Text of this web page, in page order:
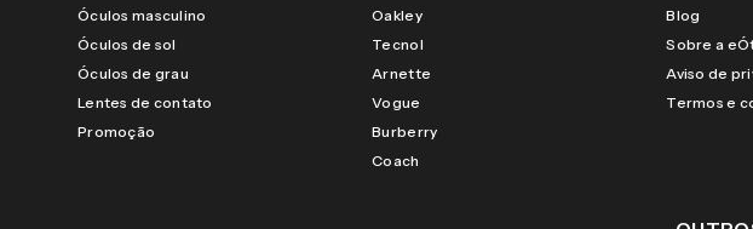
Óculos masculino
Óculos de sol
Óculos de grau
Lentes de contato
Promoção
Oakley
Tecnol
Arnette
Vogue
Burberry
Coach
Blog
Sobre a
Aviso de
Termos e